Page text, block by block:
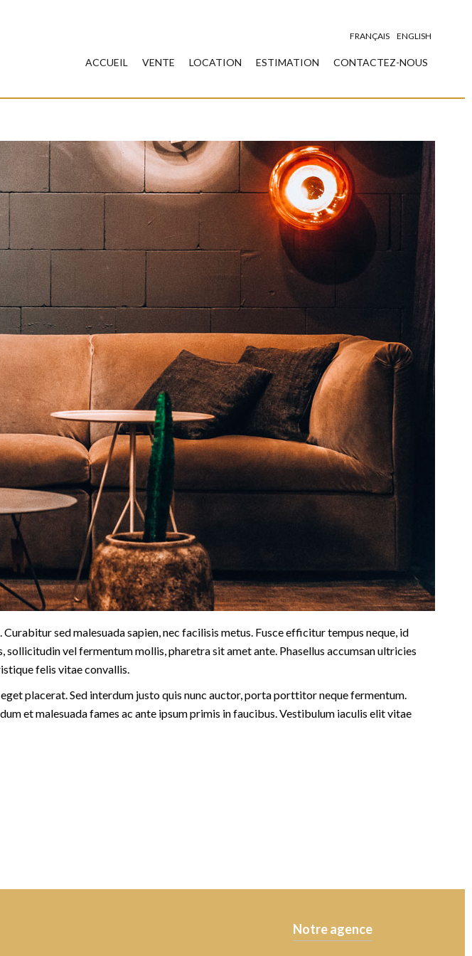
FRANÇAIS ENGLISH
ACCUEIL VENTE LOCATION ESTIMATION CONTACTEZ-NOUS
sed malesuada sapien, nec facilisis metus. Fusce efficitur tempus neque, id
vel fermentum mollis, pharetra sit amet ante. Phasellus accumsan ultricies
felis vitae convallis.
placerat. Sed interdum justo quis nunc auctor, porta porttitor neque fermentum.
et malesuada fames ac ante ipsum primis in faucibus. Vestibulum iaculis elit vitae
Notre agence